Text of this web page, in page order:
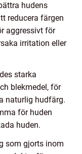
hudens
reducera färgen
aggressivt för
irritation eller
starka
blekmedel, för
naturlig hudfärg.
för huden
huden.
som gjorts inom